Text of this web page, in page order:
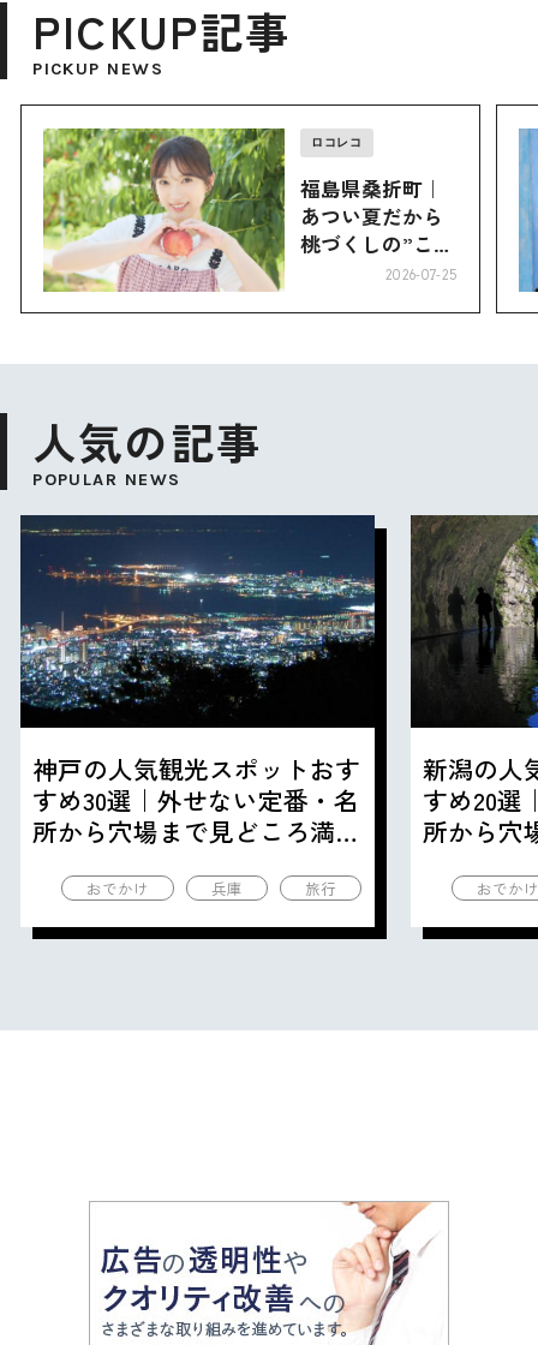
PICKUP記事
PICKUP NEWS
ロコレコ
福島県桑折町｜
あつい夏だから
桃づくしの”こお
2026-07-25
人気の記事
POPULAR NEWS
神戸の人気観光スポットおす
すめ30選｜外せない定番・名
所から穴場まで見どころ満載
おでかけ 兵庫 旅行
新潟の人
すめ20選
所から穴
おでか